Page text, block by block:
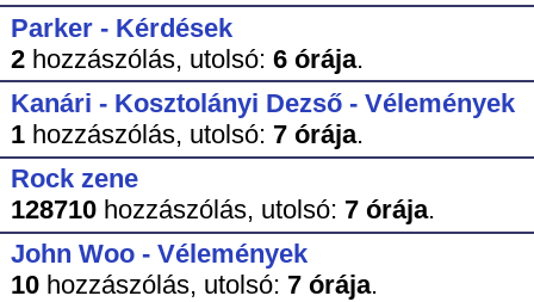
Parker - Kérdések
2hozzászólás, utolsó: 6 órája.
Kanári - Kosztolányi Dezső - Vélemények
1hozzászólás, utolsó: 7 órája.
Rock zene
128710hozzászólás, utolsó: 7 órája.
John Woo - Vélemények
10hozzászólás, utolsó: 7 órája.